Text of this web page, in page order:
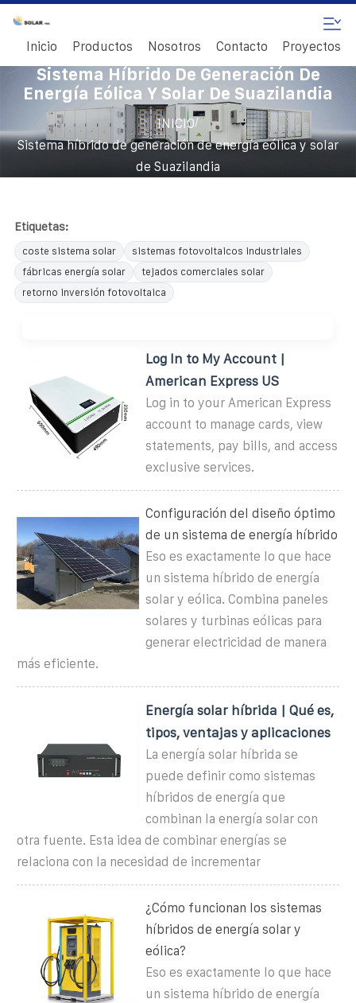
Inicio Productos Nosotros Contacto Proyectos
Sistema Híbrido De Generación De
Energía Eólica Y Solar De Suazilandia
INICIO/
Sistema híbrido de generación de energía eólica y solar
de Suazilandia
Etiquetas:
coste sistema solar
sistemas fotovoltaicos industriales
fábricas energía solar
tejados comerciales solar
retorno inversión fotovoltaica
Log In to My Account |
American Express US
Log in to your American Express
account to manage cards, view
statements, pay bills, and access
exclusive services.
Configuración del diseño óptimo
de un sistema de energía híbrido
Eso es exactamente lo que hace
un sistema híbrido de energía
solar y eólica. Combina paneles
solares y turbinas eólicas para
generar electricidad de manera
más eficiente.
Energía solar híbrida | Qué es,
tipos, ventajas y aplicaciones
La energía solar híbrida se
puede definir como sistemas
híbridos de energía que
combinan la energía solar con
otra fuente. Esta idea de combinar energías se
relaciona con la necesidad de incrementar
¿Cómo funcionan los sistemas
híbridos de energía solar y
eólica?
Eso es exactamente lo que hace
un sistema híbrido de energía